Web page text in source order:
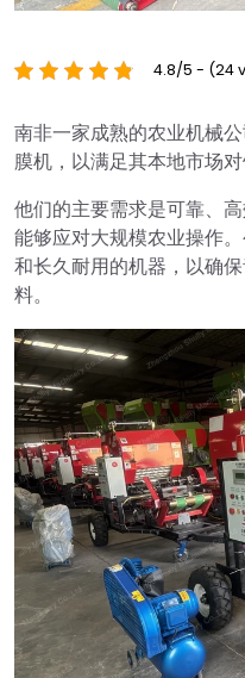
4.8/5 - (24
南非一家成熟的农业机械
膜机，以满足其本地市场
他们的主要需求是可靠、
能够应对大规模农业操作
和长久耐用的机器，以确
料。